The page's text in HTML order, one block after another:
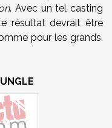
. Avec un tel casting
résultat devrait être
pour les grands.